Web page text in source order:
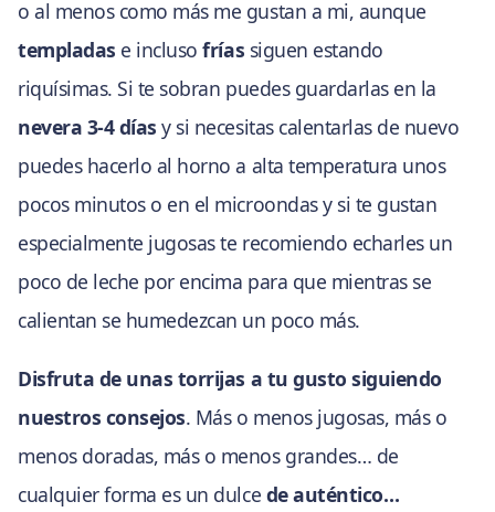
o al menos como más me gustan a mi, aunque
templadas e inclusofrías siguen estando
riquísimas. Si te sobran puedes guardarlas en la
nevera 3-4 días y si necesitas calentarlas de nuevo
puedes hacerlo al horno a alta temperatura unos
pocos minutos o en el microondas y si te gustan
especialmente jugosas te recomiendo echarles un
poco de leche por encima para que mientras se
calientan se humedezcan un poco más.
Disfruta de unas torrijas a tu gusto siguiendo
nuestros consejos. Más o menos jugosas, más o
menos doradas, más o menos grandes… de
cualquier forma es un dulce de auténtico…